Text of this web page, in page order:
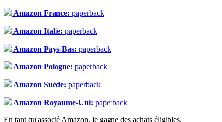
Amazon France: paperback
Amazon Italie: paperback
Amazon Pays-Bas: paperback
Amazon Pologne: paperback
Amazon Suède: paperback
Amazon Royaume-Uni: paperback
En tant qu'associé Amazon, je gagne des achats éligibles.